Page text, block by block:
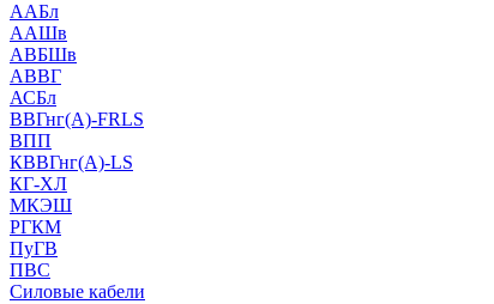
ААБл
ААШв
АВБШв
АВВГ
АСБл
ВВГнг(А)-FRLS
ВПП
КВВГнг(А)-LS
КГ-ХЛ
МКЭШ
РГКМ
ПуГВ
ПВС
Силовые кабели